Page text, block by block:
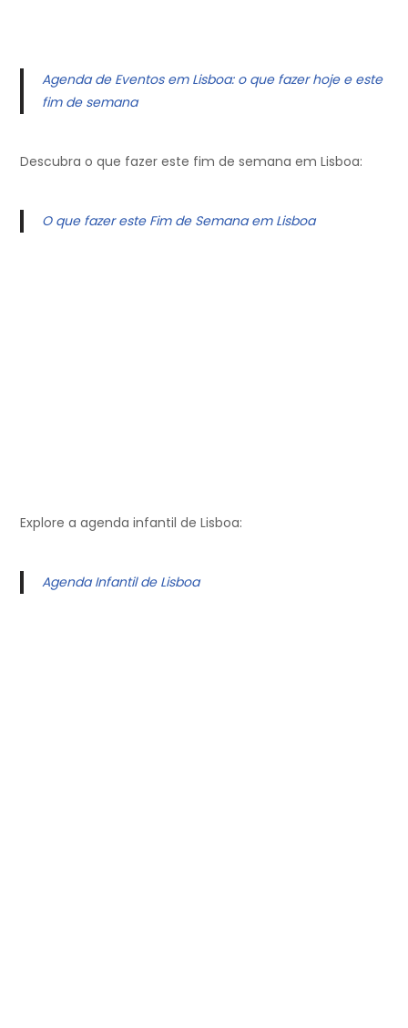
Agenda de Eventos em Lisboa: o que fazer hoje e este
fim de semana
Descubra o que fazer este fim de semana em Lisboa:
O que fazer este Fim de Semana em Lisboa
Explore a agenda infantil de Lisboa:
Agenda Infantil de Lisboa